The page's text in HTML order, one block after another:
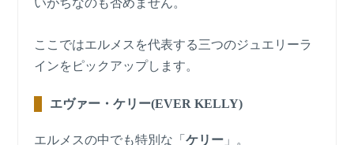
ここではエルメスを代表する三つのジュエリーラ
インをピックアップします。
エヴァー・ケリー(EVER KELLY)
エルメスの中でも特別な「ケリー 」。